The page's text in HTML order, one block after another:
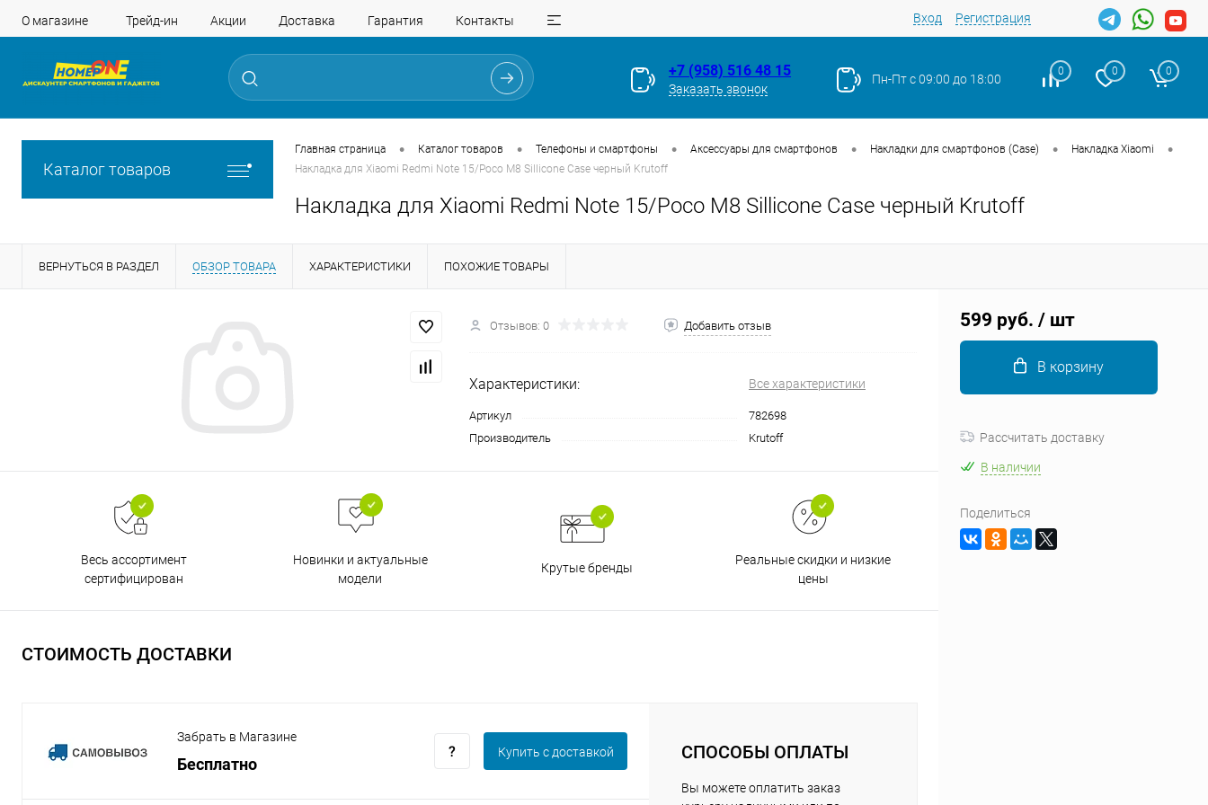
О магазине Трейд-ин Акции Доставка Гарантия Контакты Вход Регистрация
+7 (958) 516 48 15
Заказать звонок
Пн-Пт с 09:00 до 18:00
0 0 0
Каталог товаров
Главная страница • Каталог товаров • Телефоны и смартфоны • Аксессуары для смартфонов • Накладки для смартфонов (Case) • Накладка Xiaomi •
Накладка для Xiaomi Redmi Note 15/Poco M8 Sillicone Case черный Krutoff
Накладка для Xiaomi Redmi Note 15/Poco M8 Sillicone Case черный Krutoff
ВЕРНУТЬСЯ В РАЗДЕЛ ОБЗОР ТОВАРА ХАРАКТЕРИСТИКИ ПОХОЖИЕ ТОВАРЫ
Отзывов: 0 Добавить отзыв
Характеристики: Все характеристики
Артикул
782698
Производитель
Krutoff
Весь ассортимент
сертифицирован
Новинки и актуальные
модели
Крутые бренды
Реальные скидки и низкие
цены
СТОИМОСТЬ ДОСТАВКИ
Забрать в Магазине
Бесплатно
Купить c доставкой СПОСОБЫ ОПЛАТЫ
Вы можете оплатить заказ
599 руб. / шт
В корзину
Рассчитать доставку
В наличии
Поделиться
Разбейте
на частибез переплат
25% картой любого банка